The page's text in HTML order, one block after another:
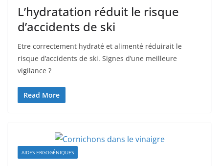
L’hydratation réduit le risque
d’accidents de ski
Etre correctement hydraté et alimenté réduirait le
risque d’accidents de ski. Signes d’une meilleure
vigilance ?
Read More
AIDES ERGOGÉNIQUES